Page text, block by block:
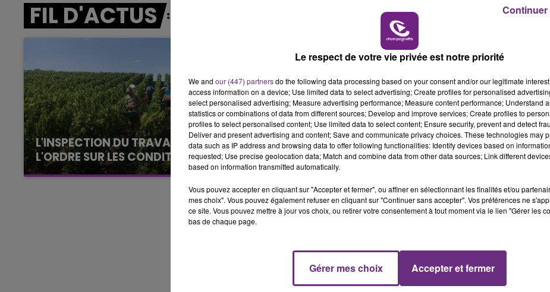
5h00 - 6h00
LE BEST OF DE LA FAMILLE
CHAMPAGNE FM
FIL D'ACTUS
L'INSPECTION DU TRAVAIL RAPPELLE À
L'ORDRE SUR LES CONDITIONS DE...
Alors que les dates de début des vendange
2026 s'est avéré être plus précoce que prévu,
l'inspection du Travail en profite pour rappeler
UN FEU DE REMORQUE BLOQUE LA
CIRCULATION DANS LES ARDENNES
Un feu de remorque s'est déclaré ce mercredi
en fin de matinée sur l'A34.
10h00 - 14h00
LE TICKET DE CAISSE
Le respect de votre vie privée est notre priorité
We and our (447) partnersdo the following data processing based on your consent and/or our legitimate
access information on a device; Use limited data to select advertising; Create profiles for personalised
select personalised advertising; Measure advertising performance; Measure content performance; Understand
statistics or combinations of data from different sources; Develop and improve services; Create profiles to
profiles to select personalised content; Use limited data to select content; Ensure security, prevent and detect
Deliver and present advertising and content; Save and communicate privacy choices. These technologies may
data such as IP address and browsing data to offer following functionalities: Identify devices based on
requested; Use precise geolocation data; Match and combine data from other data sources; Link different
based on information transmitted automatically.
Vous pouvez accepter en cliquant sur "Accepter et fermer", ou affiner en sélectionnant les finalités et/ou
mes choix". Vous pouvez également refuser en cliquant sur "Continuer sans accepter". Vos préférences ne
ce site. Vous pouvez mettre à jour vos choix, ou retirer votre consentement à tout moment via le lien "Gérer les
bas de chaque page.
Gérer mes choix Accepter et fermer